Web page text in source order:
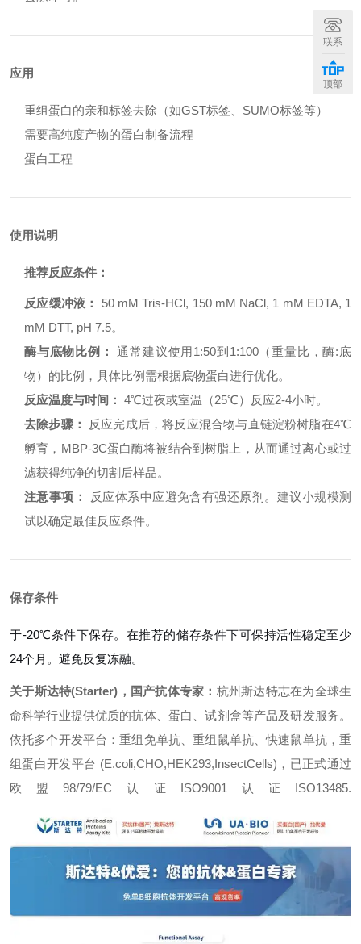
应用
重组蛋白的亲和标签去除（如GST标签、SUMO标签等）
需要高纯度产物的蛋白制备流程
蛋白工程
使用说明
推荐反应条件：
反应缓冲液：
50 mM Tris-HCl, 150 mM NaCl, 1 mM EDTA, 1
mM DTT, pH 7.5。
酶与底物比例：
通常建议使用1:50到1:100（重量比，酶:底
物）的比例，具体比例需根据底物蛋白进行优化。
反应温度与时间： 4℃过夜或室温（25℃）反应2-4小时。
去除步骤：
反应完成后，将反应混合物与直链淀粉树脂在4℃
孵育，MBP-3C蛋白酶将被结合到树脂上，从而通过离心或过
滤获得纯净的切割后样品。
注意事项：
反应体系中应避免含有强还原剂。建议小规模测
试以确定最佳反应条件。
保存条件
于-20℃条件下保存。在推荐的储存条件下可保持活性稳定至少
24个月。避免反复冻融。
关于斯达特(Starter)，国产抗体专家： 杭州斯达特志在为全球生
命科学行业提供优质的抗体、蛋白、试剂盒等产品及研发服务。
依托多个开发平台：重组免单抗、重组鼠单抗、快速鼠单抗，重
组蛋白开发平台 (E.coli,CHO,HEK293,InsectCells)，已正式通过
欧盟98/79/EC认证ISO9001认证ISO13485.
联系
顶部